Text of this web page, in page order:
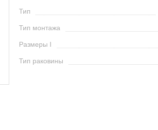
Тип
Тип монтажа
Размеры I
Тип раковины